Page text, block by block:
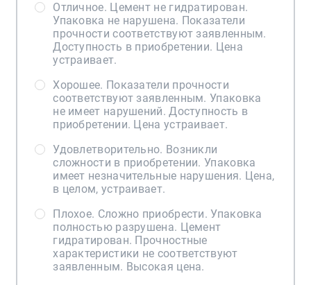
Отличное. Цемент не гидратирован.
Упаковка не нарушена. Показатели
прочности соответствуют заявленным.
Доступность в приобретении. Цена
устраивает.
Хорошее. Показатели прочности
соответствуют заявленным. Упаковка
не имеет нарушений. Доступность в
приобретении. Цена устраивает.
Удовлетворительно. Возникли
сложности в приобретении. Упаковка
имеет незначительные нарушения. Цена,
в целом, устраивает.
Плохое. Сложно приобрести. Упаковка
полностью разрушена. Цемент
гидратирован. Прочностные
характеристики не соответствуют
заявленным. Высокая цена.